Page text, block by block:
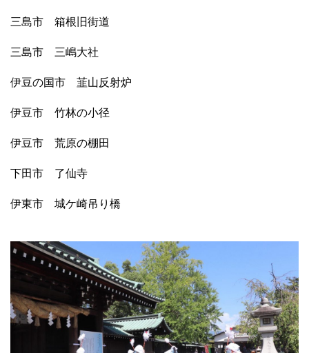
三島市 箱根旧街道
三島市 三嶋大社
伊豆の国市 韮山反射炉
伊豆市 竹林の小径
伊豆市 荒原の棚田
下田市 了仙寺
伊東市 城ケ崎吊り橋